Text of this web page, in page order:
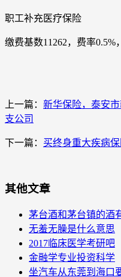
职工补充医疗保险
缴费基数11262，费率0.5%
上一篇： 新华保险，泰安
支公司
下一篇： 买终身重大疾病保
其他文章
茅台酒和茅台镇的酒
无羞无臊是什么意思
2017临床医学考研吧
金融学专业投资科学
坐汽车从东莞到海口